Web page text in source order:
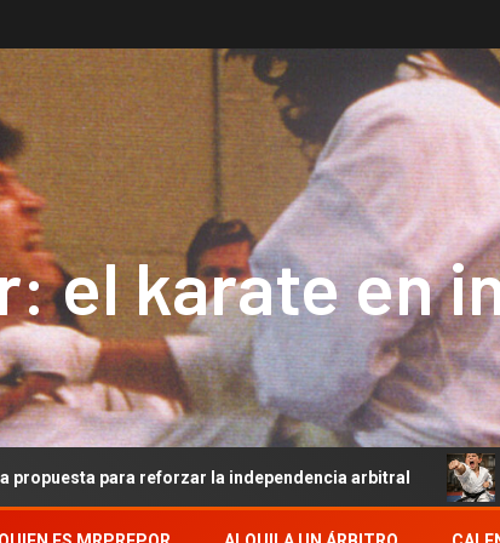
el karate en
reforzar la independencia arbitral Evolución